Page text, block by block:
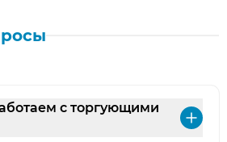
с торгующими